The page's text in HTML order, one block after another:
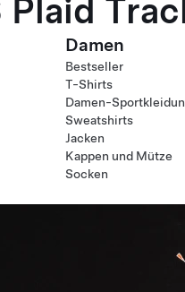
Plaid
Damen
Bestseller
T-Shirts
Damen-
Sweatshirts
Jacken
Kappen und Mütze
Socken